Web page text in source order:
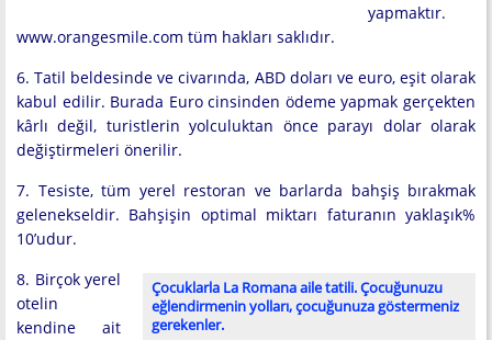
yapmaktır.
www.orangesmile.com tüm hakları saklıdır.
6. Tatil beldesinde ve civarında, ABD doları ve euro, eşit olarak
kabul edilir. Burada Euro cinsinden ödeme yapmak gerçekten
kârlı değil, turistlerin yolculuktan önce parayı dolar olarak
değiştirmeleri önerilir.
7. Tesiste, tüm yerel restoran ve barlarda bahşiş bırakmak
gelenekseldir. Bahşişin optimal miktarı faturanın yaklaşık%
10’udur.
Çocuklarla La Romana aile tatili. Çocuğunuzu
eğlendirmenin yolları, çocuğunuza göstermeniz
gerekenler.
8. Birçok yerel
otelin
kendine ait